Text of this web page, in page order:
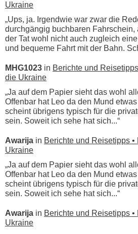
Ukraine
„Ups, ja. Irgendwie war zwar die
durchgängig buchbaren Fahrschein,
der Tat wohl nicht auch zugleich
und bequeme Fahrt mit der Bahn.
MHG1023 in Berichte und
die Ukraine
„Ja auf dem Papier sieht das wohl
Offenbar hat Leo da den Mund
scheint übrigens typisch für die
sein. Soweit ich sehe hat sich...“
Awarija in Berichte und Reisetipps
Ukraine
„Ja auf dem Papier sieht das wohl
Offenbar hat Leo da den Mund
scheint übrigens typisch für die
sein. Soweit ich sehe hat sich...“
Awarija in Berichte und Reisetipps
Ukraine